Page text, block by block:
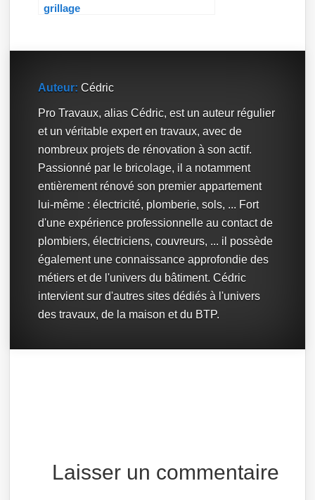
grillage
Auteur: Cédric
Pro Travaux, alias Cédric, est un auteur régulier
et un véritable expert en travaux, avec de
nombreux projets de rénovation à son actif.
Passionné par le bricolage, il a notamment
entièrement rénové son premier appartement
lui-même : électricité, plomberie, sols, ... Fort
d'une expérience professionnelle au contact de
plombiers, électriciens, couvreurs, ... il possède
également une connaissance approfondie des
métiers et de l'univers du bâtiment. Cédric
intervient sur d'autres sites dédiés à l'univers
des travaux, de la maison et du BTP.
Laisser un commentaire